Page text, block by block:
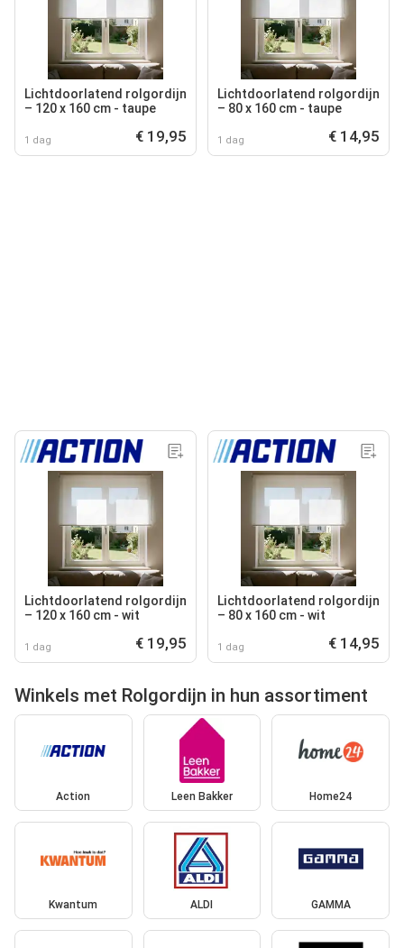
Lichtdoorlatend rolgordijn
– 120 x 160 cm - taupe
1 dag € 19,95
Lichtdoorlatend rolgordijn
– 80 x 160 cm - taupe
1 dag € 14,95
Lichtdoorlatend rolgordijn
– 120 x 160 cm - wit
1 dag € 19,95
Lichtdoorlatend rolgordijn
– 80 x 160 cm - wit
1 dag € 14,95
Winkels met Rolgordijn in hun assortiment
Action Leen Bakker Home24
Kwantum ALDI GAMMA